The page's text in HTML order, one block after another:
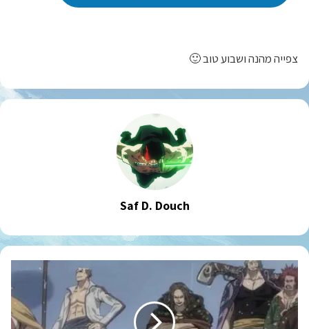
צפייה מהנה ושבוע טוב 🙂
Saf D. Douch
הכוח
הסודי
של
שאנקס!